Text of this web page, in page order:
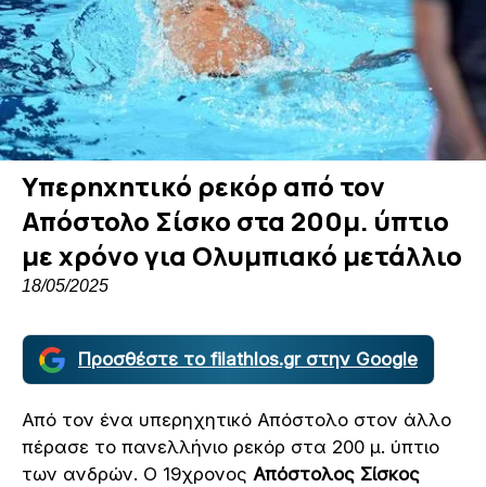
Υπερηχητικό ρεκόρ από τον
Απόστολο Σίσκο στα 200μ. ύπτιο
με χρόνο για Ολυμπιακό μετάλλιο
18/05/2025
Προσθέστε το filathlos.gr στην Google
Από τον ένα υπερηχητικό Απόστολο στον άλλο
πέρασε το πανελλήνιο ρεκόρ στα 200 μ. ύπτιο
των ανδρών. Ο 19χρονος Απόστολος Σίσκος